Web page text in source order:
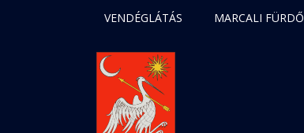
VENDÉGLÁTÁS MARCALI FÜRDŐ